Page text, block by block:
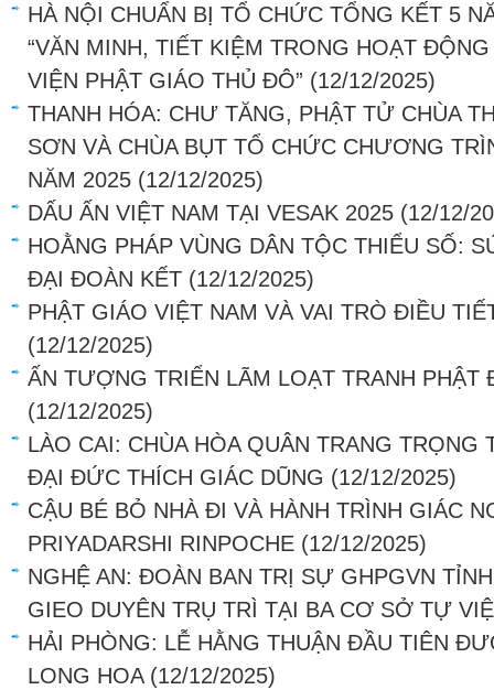
HÀ NỘI CHUẨN BỊ TỔ CHỨC TỔNG KẾT 5
“VĂN MINH, TIẾT KIỆM TRONG HOẠT
VIỆN PHẬT GIÁO THỦ ĐÔ” (12/12/2025)
THANH HÓA: CHƯ TĂNG, PHẬT TỬ CHÙA
SƠN VÀ CHÙA BỤT TỔ CHỨC CHƯƠNG
NĂM 2025 (12/12/2025)
DẤU ẤN VIỆT NAM TẠI VESAK 2025 (12/12/
HOẰNG PHÁP VÙNG DÂN TỘC THIỂU SỐ:
ĐẠI ĐOÀN KẾT (12/12/2025)
PHẬT GIÁO VIỆT NAM VÀ VAI TRÒ ĐIỀU
(12/12/2025)
ẤN TƯỢNG TRIỂN LÃM LOẠT TRANH PHẬT
(12/12/2025)
LÀO CAI: CHÙA HÒA QUÂN TRANG TRỌNG
ĐẠI ĐỨC THÍCH GIÁC DŨNG (12/12/2025)
CẬU BÉ BỎ NHÀ ĐI VÀ HÀNH TRÌNH GIÁC
PRIYADARSHI RINPOCHE (12/12/2025)
NGHỆ AN: ĐOÀN BAN TRỊ SỰ GHPGVN
GIEO DUYÊN TRỤ TRÌ TẠI BA CƠ SỞ TỰ
HẢI PHÒNG: LỄ HẰNG THUẬN ĐẦU TIÊN
LONG HOA (12/12/2025)